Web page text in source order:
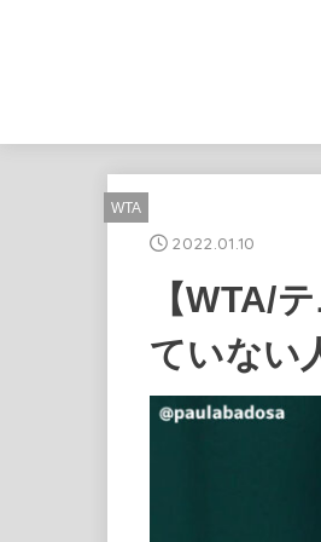
WTA
2022.01.10
【WTA/
ていない